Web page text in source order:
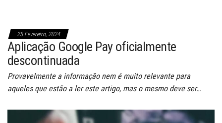
25 Fevereiro, 2024
Aplicação Google Pay oficialmente
descontinuada
Provavelmente a informação nem é muito relevante para
aqueles que estão a ler este artigo, mas o mesmo deve ser…